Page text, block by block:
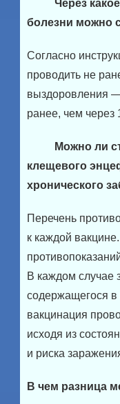
Через
болезни можно
Согласно
проводить не
выздоровления
ранее, чем через
Можно ли
клещевого
хронического
Перечень
к каждой
В каждом случае
содержащегося в
вакцинация
исходя из
и риска
В чем разница